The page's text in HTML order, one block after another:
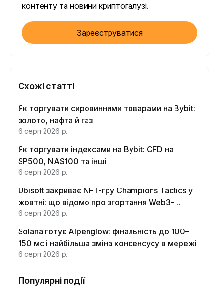
контенту та новини криптогалузі.
Зареєструватися
Схожі статті
Як торгувати сировинними товарами на Bybit:
золото, нафта й газ
6 серп 2026 р.
Як торгувати індексами на Bybit: CFD на
SP500, NAS100 та інші
6 серп 2026 р.
Ubisoft закриває NFT-гру Champions Tactics у
жовтні: що відомо про згортання Web3-
функцій
6 серп 2026 р.
Solana готує Alpenglow: фінальність до 100–
150 мс і найбільша зміна консенсусу в мережі
6 серп 2026 р.
Популярні події